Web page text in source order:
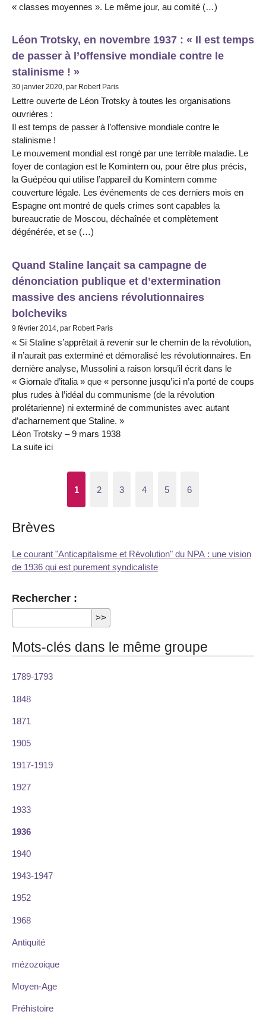
« classes moyennes ». Le même jour, au comité (…)
Léon Trotsky, en novembre 1937 : « Il est temps
de passer à l’offensive mondiale contre le
stalinisme ! »
30 janvier 2020, par Robert Paris
Lettre ouverte de Léon Trotsky à toutes les organisations
ouvrières :
Il est temps de passer à l’offensive mondiale contre le
stalinisme !
Le mouvement mondial est rongé par une terrible maladie. Le
foyer de contagion est le Komintern ou, pour être plus précis,
la Guépéou qui utilise l’appareil du Komintern comme
couverture légale. Les événements de ces derniers mois en
Espagne ont montré de quels crimes sont capables la
bureaucratie de Moscou, déchaînée et complètement
dégénérée, et se (…)
Quand Staline lançait sa campagne de
dénonciation publique et d’extermination
massive des anciens révolutionnaires
bolcheviks
9 février 2014, par Robert Paris
« Si Staline s’apprêtait à revenir sur le chemin de la révolution,
il n’aurait pas exterminé et démoralisé les révolutionnaires. En
dernière analyse, Mussolini a raison lorsqu’il écrit dans le
« Giornale d’italia » que « personne jusqu’ici n’a porté de coups
plus rudes à l’idéal du communisme (de la révolution
prolétarienne) ni exterminé de communistes avec autant
d’acharnement que Staline. »
Léon Trotsky – 9 mars 1938
La suite ici
1 2 3 4 5 6
Brèves
Le courant "Anticapitalisme et Révolution" du NPA : une vision
de 1936 qui est purement syndicaliste
Rechercher :
Mots-clés dans le même groupe
1789-1793
1848
1871
1905
1917-1919
1927
1933
1936
1940
1943-1947
1952
1968
Antiquité
mézozoique
Moyen-Age
Préhistoire